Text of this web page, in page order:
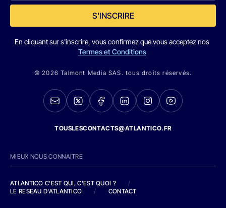
S'INSCRIRE
En cliquant sur s'inscrire, vous confirmez que vous acceptez nos
Termes et Conditions
© 2026 Talmont Media SAS. tous droits réservés.
TOUSLESCONTACTS@ATLANTICO.FR
MIEUX NOUS CONNAITRE
ATLANTICO C'EST QUI, C'EST QUOI ?
/
LE RESEAU D'ATLANTICO
/ CONTACT